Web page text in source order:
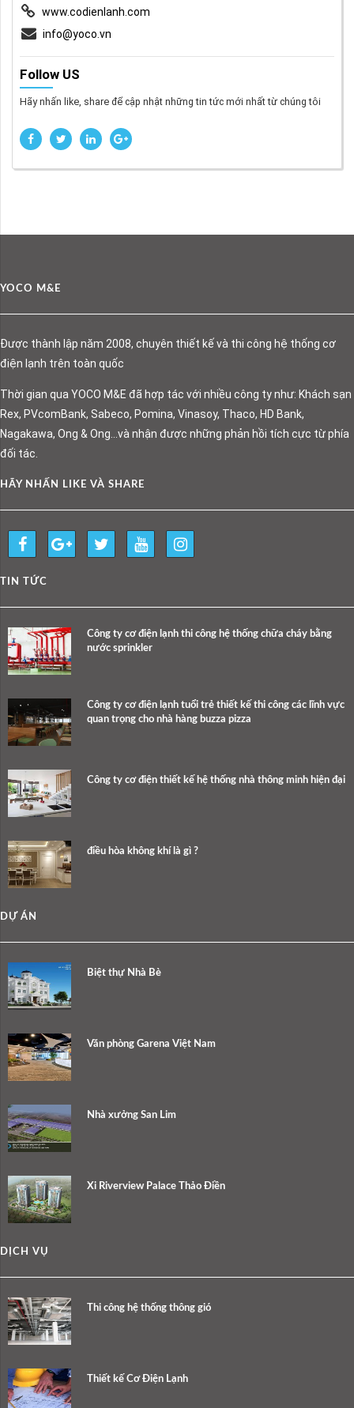
www.codienlanh.com
info@yoco.vn
Follow US
Hãy nhấn like, share để cập nhật những tin tức mới nhất từ chúng tôi
YOCO M&E
Được thành lập năm 2008, chuyên thiết kế và thi công hệ thống cơ
điện lạnh trên toàn quốc
Thời gian qua YOCO M&E đã hợp tác với nhiều công ty như: Khách sạn
Rex, PVcomBank, Sabeco, Pomina, Vinasoy, Thaco, HD Bank,
Nagakawa, Ong & Ong…và nhận được những phản hồi tích cực từ phía
đối tác.
HÃY NHẤN LIKE VÀ SHARE
TIN TỨC
Công ty cơ điện lạnh thi công hệ thống chữa cháy bằng
nước sprinkler
Công ty cơ điện lạnh tuổi trẻ thiết kế thi công các lĩnh vực
quan trọng cho nhà hàng buzza pizza
Công ty cơ điện thiết kế hệ thống nhà thông minh hiện đại
điều hòa không khí là gì ?
DỰ ÁN
Biệt thự Nhà Bè
Văn phòng Garena Việt Nam
Nhà xưởng San Lim
Xi Riverview Palace Thảo Điền
DỊCH VỤ
Thi công hệ thống thông gió
Thiết kế Cơ Điện Lạnh